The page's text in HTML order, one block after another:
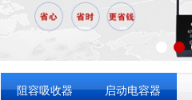
阻容吸收器 启动电容器